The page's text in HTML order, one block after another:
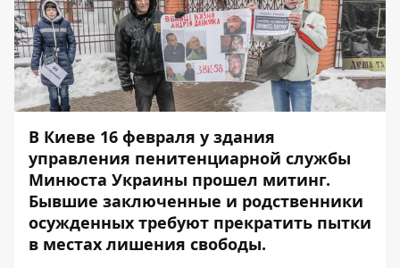
В Киеве 16 февраля у здания
управления пенитенциарной службы
Минюста Украины прошел митинг.
Бывшие заключенные и родственники
осужденных требуют прекратить пытки
в местах лишения свободы.